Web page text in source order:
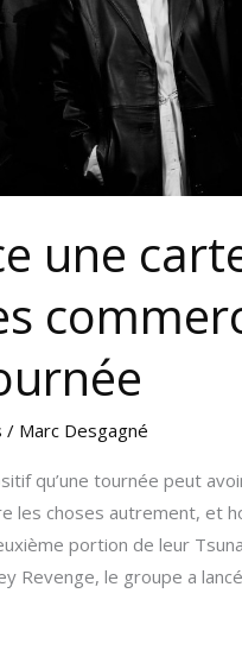
une
/ Marc Desgagné
qu’une tournée peut
les choses autrement, et
portion de leur
Revenge, le groupe a